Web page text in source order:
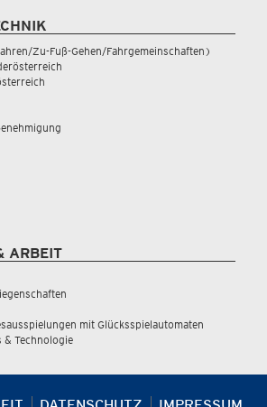
Zu-Fuß-Gehen/Fahrgemeinschaften)
ARBEIT
mit Glücksspielautomaten
Technologie